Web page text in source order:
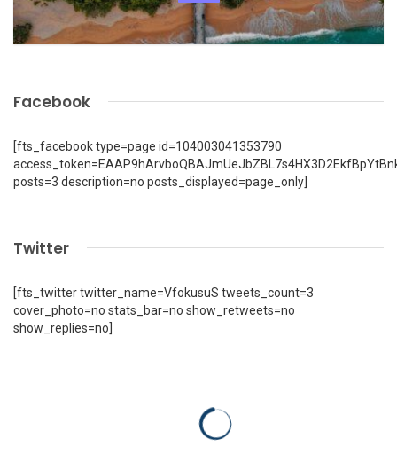
Facebook
[fts_facebook type=page id=104003041353790
posts=3 description=no posts_displayed=page_only]
Twitter
[fts_twitter twitter_name=VfokusuS tweets_count=3
cover_photo=no stats_bar=no show_retweets=no
show_replies=no]